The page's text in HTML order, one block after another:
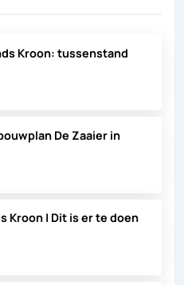
Kroon: tussenstand
De Zaaier in
Kroon | Dit is er te doen